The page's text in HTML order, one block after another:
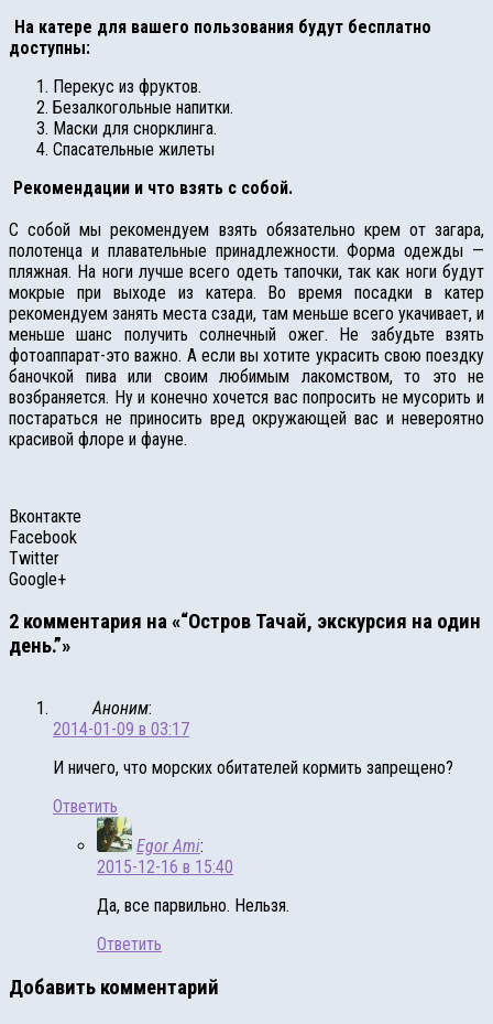
На катере для вашего пользования будут бесплатно
доступны:
Перекус из фруктов.
Безалкогольные напитки.
Маски для снорклинга.
Спасательные жилеты
Рекомендации и что взять с собой.
С собой мы рекомендуем взять обязательно крем от загара,
полотенца и плавательные принадлежности. Форма одежды —
пляжная. На ноги лучше всего одеть тапочки, так как ноги будут
мокрые при выходе из катера. Во время посадки в катер
рекомендуем занять места сзади, там меньше всего укачивает, и
меньше шанс получить солнечный ожег. Не забудьте взять
фотоаппарат-это важно. А если вы хотите украсить свою поездку
баночкой пива или своим любимым лакомством, то это не
возбраняется. Ну и конечно хочется вас попросить не мусорить и
постараться не приносить вред окружающей вас и невероятно
красивой флоре и фауне.
Вконтакте
Facebook
Twitter
Google+
2 комментария на «“Остров Тачай, экскурсия на один
день.”»
Аноним:
2014-01-09 в 03:17
И ничего, что морских обитателей кормить запрещено?
Ответить
Egor Ami:
2015-12-16 в 15:40
Да, все парвильно. Нельзя.
Ответить
Добавить комментарий